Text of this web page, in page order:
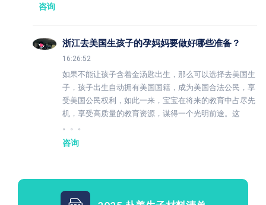
咨询
浙江去美国生孩子的孕妈妈要做好哪些准备？
16:26:52
如果不能让孩子含着金汤匙出生，那么可以选择去美国生
子，孩子出生自动拥有美国国籍，成为美国合法公民，享
受美国公民权利，如此一来，宝宝在将来的教育中占尽先
机，享受高质量的教育资源，谋得一个光明前途。这
。。。
咨询